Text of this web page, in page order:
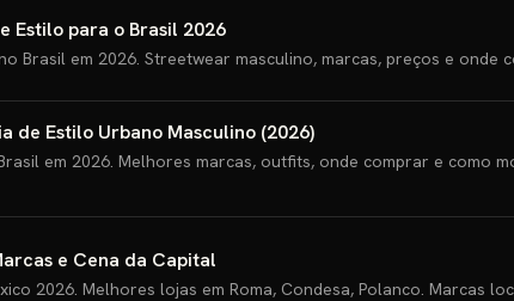
Estilo para o Brasil 2026
Brasil em 2026. Streetwear masculino, marcas, preços e onde
de Estilo Urbano Masculino (2026)
em 2026. Melhores marcas, outfits, onde comprar e como
e Cena da Capital
2026. Melhores lojas em Roma, Condesa, Polanco. Marcas